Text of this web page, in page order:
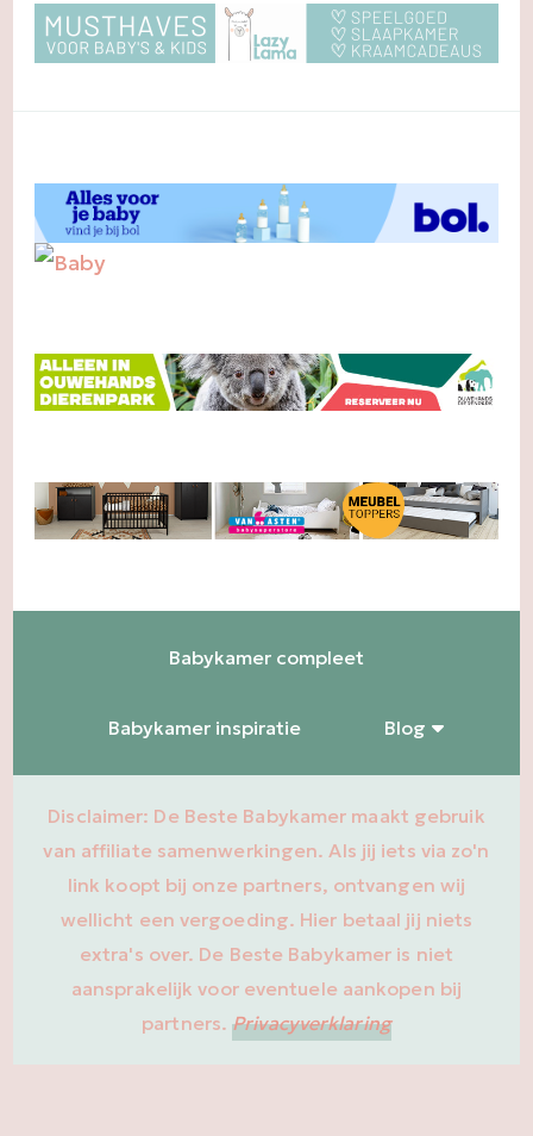
Babykamer compleet
Babykamer inspiratie Blog
Disclaimer: De Beste Babykamer maakt gebruik
van affiliate samenwerkingen. Als jij iets via zo'n
link koopt bij onze partners, ontvangen wij
wellicht een vergoeding. Hier betaal jij niets
extra's over. De Beste Babykamer is niet
aansprakelijk voor eventuele aankopen bij
partners.Privacyverklaring